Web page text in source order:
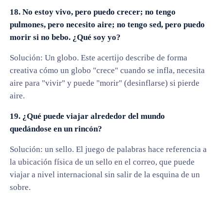
18. No estoy vivo, pero puedo crecer; no tengo
pulmones, pero necesito aire; no tengo sed, pero puedo
morir si no bebo. ¿Qué soy yo?
Solución: Un globo. Este acertijo describe de forma
creativa cómo un globo "crece" cuando se infla, necesita
aire para "vivir" y puede "morir" (desinflarse) si pierde
aire.
19. ¿Qué puede viajar alrededor del mundo
quedándose en un rincón?
Solución: un sello. El juego de palabras hace referencia a
la ubicación física de un sello en el correo, que puede
viajar a nivel internacional sin salir de la esquina de un
sobre.